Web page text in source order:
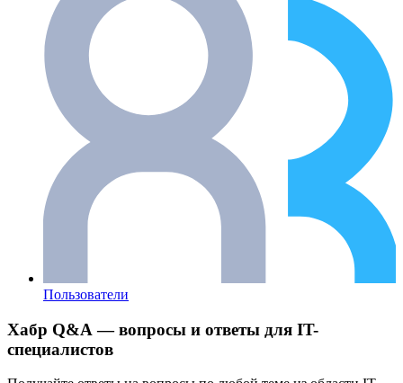
Пользователи
Хабр Q&A — вопросы и ответы для IT-
специалистов